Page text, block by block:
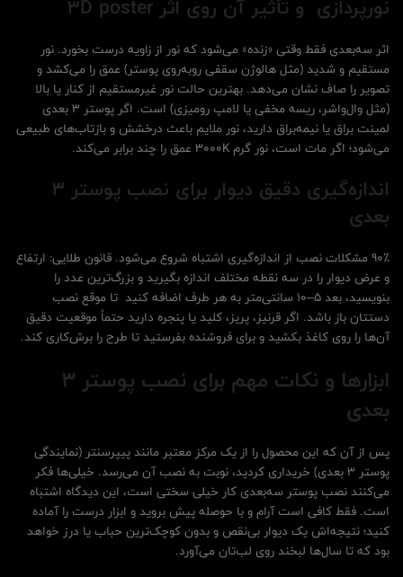
نورپردازی و تأثیر آن روی اثر 3D poster
اثر سه‌بعدی فقط وقتی «زنده» می‌شود که نور از زاویه درست بخورد. نور
مستقیم و شدید (مثل هالوژن سقفی روبه‌روی پوستر) عمق را می‌کشد و
تصویر را صاف نشان می‌دهد. بهترین حالت نور غیرمستقیم از کنار یا بالا
(مثل وال‌واشر، ریسه مخفی یا لامپ رومیزی) است. اگر پوستر 3 بعدی
لمینت براق یا نیمه‌براق دارید، نور ملایم باعث درخشش و بازتاب‌های طبیعی
می‌شود؛ اگر مات است، نور گرم ۳۰۰۰K عمق را چند برابر می‌کند.
اندازه‌گیری دقیق دیوار برای نصب پوستر 3
بعدی
۹۰٪ مشکلات نصب از اندازه‌گیری اشتباه شروع می‌شود. قانون طلایی: ارتفاع
و عرض دیوار را در سه نقطه مختلف اندازه بگیرید و بزرگ‌ترین عدد را
بنویسید، بعد ۵–۱۰ سانتی‌متر به هر طرف اضافه کنید تا موقع نصب
دستتان باز باشد. اگر قرنیز، پریز، کلید یا پنجره دارید حتماً موقعیت دقیق
آن‌ها را روی کاغذ بکشید و برای فروشنده بفرستید تا طرح را برش‌کاری کند.
ابزارها و نکات مهم برای نصب پوستر 3
بعدی
پس از آن که این محصول را از یک مرکز معتبر مانند پیپرسنتر (نمایندگی
پوستر 3 بعدی) خریداری کردید، نوبت به نصب آن می‌رسد. خیلی‌ها فکر
می‌کنند نصب پوستر سه‌بعدی کار خیلی سختی است، این دیدگاه اشتباه
است. فقط کافی است آرام و با حوصله پیش بروید و ابزار درست را آماده
کنید؛ نتیجه‌اش یک دیوار بی‌نقص و بدون کوچک‌ترین حباب یا درز خواهد
بود که تا سال‌ها لبخند روی لب‌تان می‌آورد.